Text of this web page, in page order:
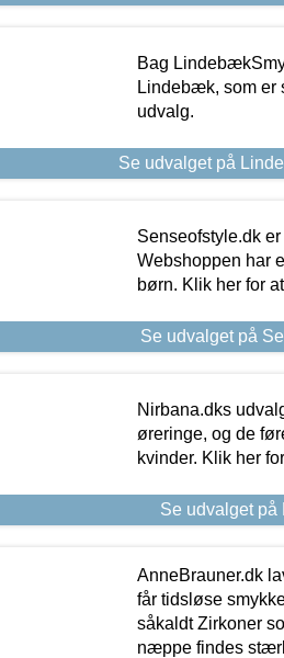
Bag
Lindebæk, som er
udvalg.
Se udvalget på
Senseofstyle.dk
Webshoppen har
børn. Klik her for
Se udvalget på
Nirbana.dks
øreringe, og de
kvinder. Klik her
Se udvalget på
AnneBrauner.dk
får tidsløse
såkaldt Zirkoner
næppe findes